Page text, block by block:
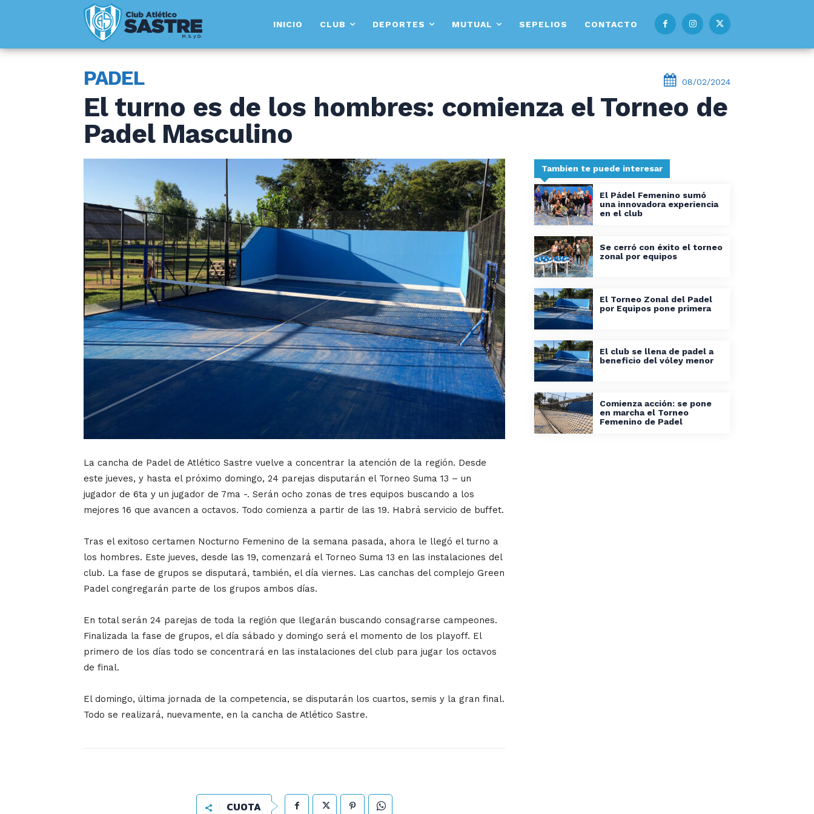
INICIO CLUB DEPORTES MUTUAL SEPELIOS CONTACTO
PADEL 08/02/2024
El turno es de los hombres: comienza el Torneo de
Padel Masculino
La cancha de Padel de Atlético Sastre vuelve a concentrar la atención de la región. Desde
este jueves, y hasta el próximo domingo, 24 parejas disputarán el Torneo Suma 13 – un
jugador de 6ta y un jugador de 7ma -. Serán ocho zonas de tres equipos buscando a los
mejores 16 que avancen a octavos. Todo comienza a partir de las 19. Habrá servicio de buffet.
Tras el exitoso certamen Nocturno Femenino de la semana pasada, ahora le llegó el turno a
los hombres. Este jueves, desde las 19, comenzará el Torneo Suma 13 en las instalaciones del
club. La fase de grupos se disputará, también, el día viernes. Las canchas del complejo Green
Padel congregarán parte de los grupos ambos días.
En total serán 24 parejas de toda la región que llegarán buscando consagrarse campeones.
Finalizada la fase de grupos, el día sábado y domingo será el momento de los playoff. El
primero de los días todo se concentrará en las instalaciones del club para jugar los octavos
de final.
El domingo, última jornada de la competencia, se disputarán los cuartos, semis y la gran final.
Todo se realizará, nuevamente, en la cancha de Atlético Sastre.
CUOTA
Tambien te puede interesar
El Pádel Femenino sumó
una innovadora experiencia
en el club
Se cerró con éxito el torneo
zonal por equipos
El Torneo Zonal del Padel
por Equipos pone primera
El club se llena de padel a
beneficio del vóley menor
Comienza acción: se pone
en marcha el Torneo
Femenino de Padel